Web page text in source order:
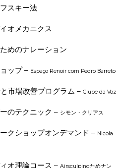
スキー法
オメカニクス
めのナレーション
ップ – Espaço Renoir com Pedro Barreto
市場改善プログラム –Clube da Voz
のテクニック – シモン・クリアス
クショップオンデマンド – Nicola
オ理論コース –Airsculpingためナン